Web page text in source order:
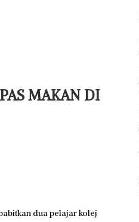
MAKAN DI
dua pelajar kolej